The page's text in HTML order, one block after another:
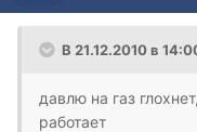
В 21.12.2010 в
давлю на газ
работает